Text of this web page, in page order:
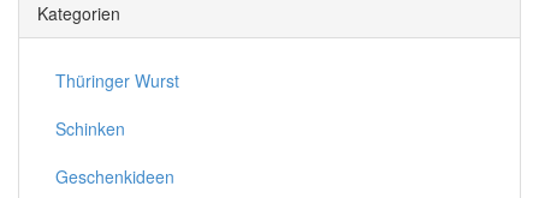
Kategorien
Thüringer Wurst
Schinken
Geschenkideen